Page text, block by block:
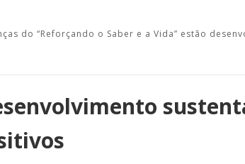
do “Reforçando o Saber e a Vida” estão